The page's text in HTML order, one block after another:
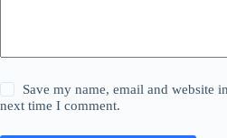
Save my name, email and website
next time I comment.